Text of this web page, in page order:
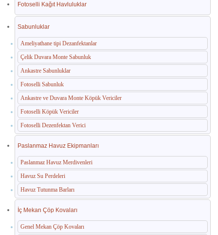
Fotoselli Kağıt Havluluklar
Sabunluklar
Ameliyathane tipi Dezanfektanlar
Çelik Duvara Monte Sabunluk
Ankastre Sabunluklar
Fotoselli Sabunluk
Ankastre ve Duvara Monte Köpük Vericiler
Fotoselli Köpük Vericiler
Fotoselli Dezenfektan Verici
Paslanmaz Havuz Ekipmanları
Paslanmaz Havuz Merdivenleri
Havuz Su Perdeleri
Havuz Tutunma Barları
İç Mekan Çöp Kovaları
Genel Mekan Çöp Kovaları